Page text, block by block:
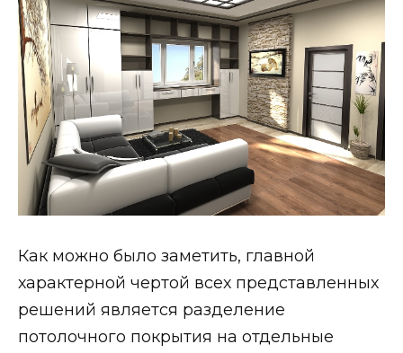
Как можно было заметить, главной
характерной чертой всех представленных
решений является разделение
потолочного покрытия на отдельные